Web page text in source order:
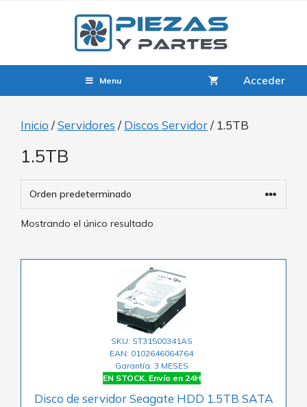
Menu Acceder
Inicio /Servidores / Discos Servidor/ 1.5TB
1.5TB
Mostrando el único resultado
SKU: ST31500341AS
EAN: 0102646064764
Garantía: 3 MESES
EN STOCK. Envío en 24H
Disco de servidor Seagate HDD 1.5TB SATA